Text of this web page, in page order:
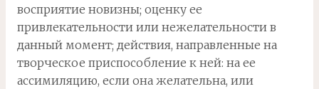
восприятие новизны; оценку ее
привлекательности или нежелательности в
данный момент; действия, направленные на
творческое приспособление к ней: на ее
ассимиляцию, если она желательна, или